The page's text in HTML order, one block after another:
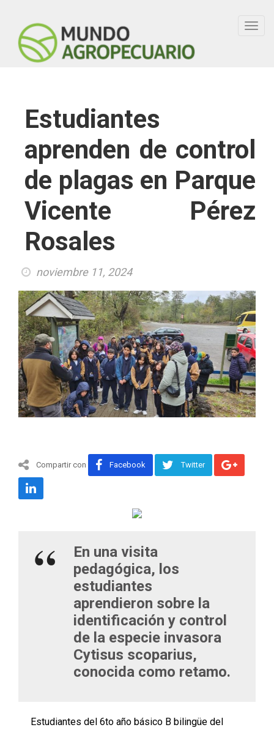
Estudiantes
aprenden de control
de plagas en Parque
Vicente Pérez
Rosales
noviembre 11, 2024
Compartir con Facebook Twitter
En una visita
pedagógica, los
estudiantes
aprendieron sobre la
identificación y control
de la especie invasora
Cytisus scoparius,
conocida como retamo.
Estudiantes del 6to año básico B bilingüe del